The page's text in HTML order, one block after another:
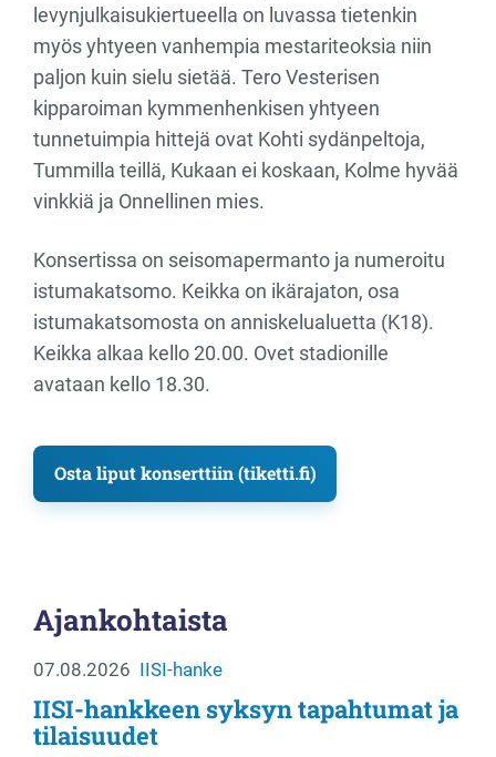
levynjulkaisukiertueella on luvassa tietenkin
myös yhtyeen vanhempia mestariteoksia niin
paljon kuin sielu sietää. Tero Vesterisen
kipparoiman kymmenhenkisen yhtyeen
tunnetuimpia hittejä ovat Kohti sydänpeltoja,
Tummilla teillä, Kukaan ei koskaan, Kolme hyvää
vinkkiä ja Onnellinen mies.
Konsertissa on seisomapermanto ja numeroitu
istumakatsomo. Keikka on ikärajaton, osa
istumakatsomosta on anniskelualuetta (K18).
Keikka alkaa kello 20.00. Ovet stadionille
avataan kello 18.30.
Osta liput konserttiin (tiketti.fi)
Ajankohtaista
07.08.2026 IISI-hanke
IISI-hankkeen syksyn tapahtumat ja
tilaisuudet